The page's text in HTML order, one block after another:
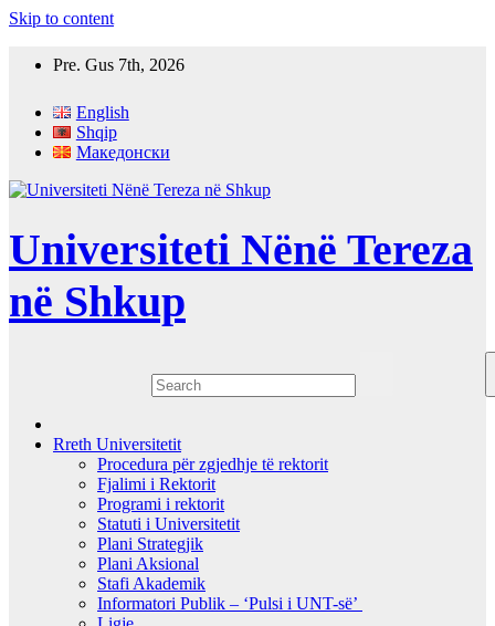
Skip to content
Pre. Gus 7th, 2026
English
Shqip
Македонски
Universiteti Nënë Tereza
në Shkup
Rreth Universitetit
Procedura për zgjedhje të rektorit
Fjalimi i Rektorit
Programi i rektorit
Statuti i Universitetit
Plani Strategjik
Plani Aksional
Stafi Akademik
Informatori Publik – ‘Pulsi i UNT-së’